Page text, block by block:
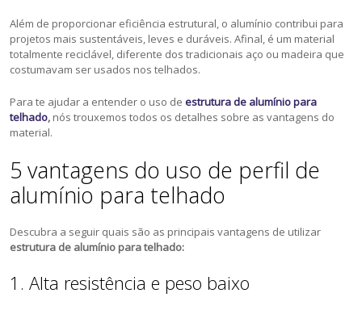
Além de proporcionar eficiência estrutural, o alumínio contribui para
projetos mais sustentáveis, leves e duráveis. Afinal, é um material
totalmente reciclável, diferente dos tradicionais aço ou madeira que
costumavam ser usados nos telhados.
Para te ajudar a entender o uso deestrutura de alumínio para
telhado, nós trouxemos todos os detalhes sobre as vantagens do
material.
5 vantagens do uso de perfil de
alumínio para telhado
Descubra a seguir quais são as principais vantagens de utilizar
estrutura de alumínio para telhado:
1. Alta resistência e peso baixo